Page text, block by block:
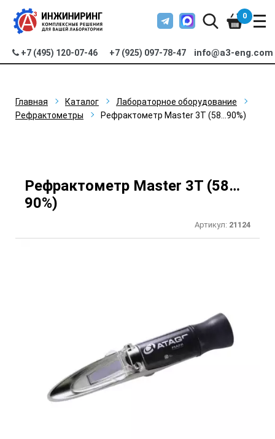
+7 (495) 120-07-46 +7 (925) 097-78-47 info@a3-eng.com
0
Главная Каталог
Лабораторное оборудование
Рефрактометры
Рефрактометр Master 3T (58…90%)
Рефрактометр Master 3T (58…
90%)
Артикул: 21124